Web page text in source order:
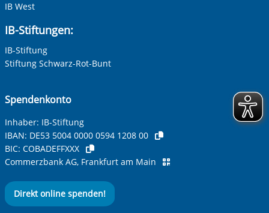
Ihre E-Mail-Adresse
Ihre Telefonnummer
Ihre Nachricht*
IB West
IB-Stiftungen:
IB-Stiftung
Stiftung Schwarz-Rot-Bunt
Spendenkonto
Inhaber: IB-Stiftung
IBAN: DE53 5004 0000 0594 1208 00
BIC: COBADEFFXXX
Commerzbank AG, Frankfurt am Main
Direkt online spenden!